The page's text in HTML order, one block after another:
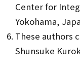
Center for
Yokohama,
These authors
Shunsuke